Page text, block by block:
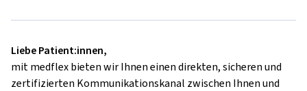
Liebe Patient:innen,
mit medflex bieten wir Ihnen einen direkten, sicheren und
zertifizierten Kommunikationskanal zwischen Ihnen und